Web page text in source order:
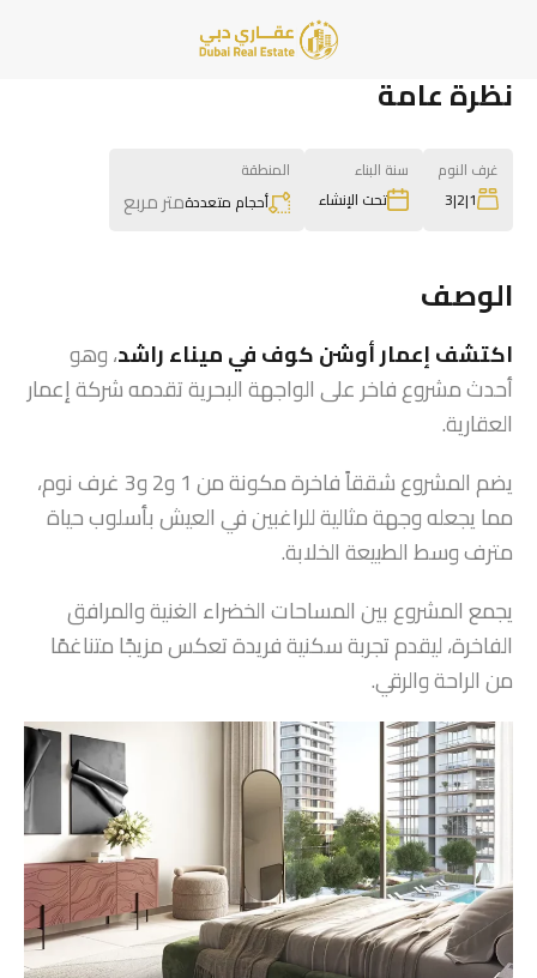
نظرة عامة
غرف النوم
1|2|3
سنة البناء
تحت الإنشاء
المنطقة
أحجام متعددةمتر مربع
الوصف
اكتشفإعمار أوشن كوف في ميناء راشد، وهو
أحدث مشروع فاخر على الواجهة البحرية تقدمه شركة إعمار
العقارية.
يضم المشروع شققاً فاخرة مكونة من 1 و2 و3 غرف نوم،
مما يجعله وجهة مثالية للراغبين في العيش بأسلوب حياة
مترف وسط الطبيعة الخلابة.
يجمع المشروع بين المساحات الخضراء الغنية والمرافق
الفاخرة، ليقدم تجربة سكنية فريدة تعكس مزيجًا متناغمًا
من الراحة والرقي.